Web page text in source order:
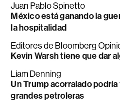
Juan Pablo Spinetto
México está ganando la
la hospitalidad
Editores de Bloomberg
Kevin Warsh tiene que dar
Liam Denning
Un Trump acorralado
grandes petroleras